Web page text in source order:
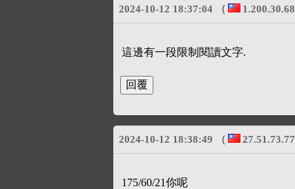
2024-10-12 18:37:04 （ 1.200.30.68
這邊有一段限制閱讀文字.
2024-10-12 18:38:49 （ 27.51.73.77
175/60/21你呢